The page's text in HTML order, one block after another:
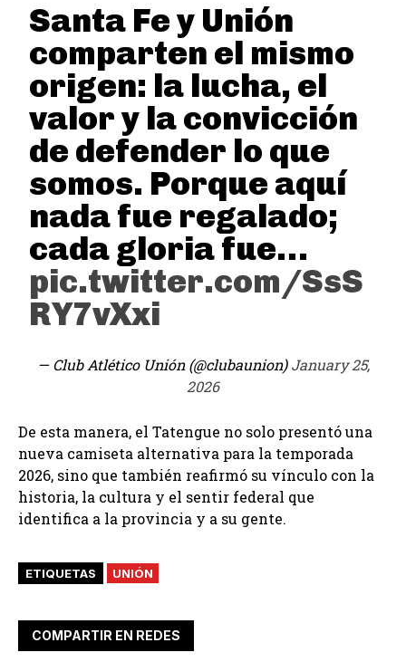
Santa Fe y Unión
comparten el mismo
origen: la lucha, el
valor y la convicción
de defender lo que
somos. Porque aquí
nada fue regalado;
cada gloria fue…
pic.twitter.com/SsS
RY7vXxi
— Club Atlético Unión (@clubaunion)January 25,
2026
De esta manera, el Tatengue no solo presentó una
nueva camiseta alternativa para la temporada
2026, sino que también reafirmó su vínculo con la
historia, la cultura y el sentir federal que
identifica a la provincia y a su gente.
ETIQUETAS UNIÓN
COMPARTIR EN REDES